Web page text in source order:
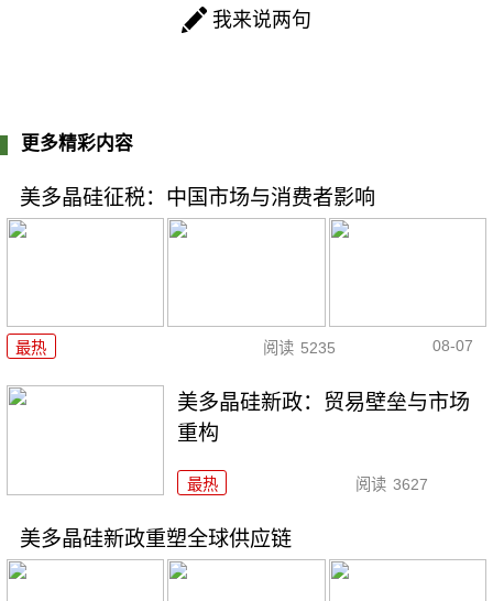
我来说两句
更多精彩内容
美多晶硅征税：中国市场与消费者影响
最热 阅读 5235 08-07
美多晶硅新政：贸易壁垒与市场
重构
最热 阅读 3627
美多晶硅新政重塑全球供应链